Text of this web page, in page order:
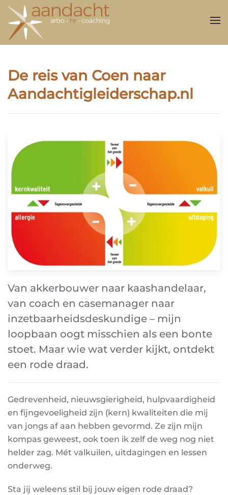
Overslaan en naar de inhoud gaan
De reis van Coen naar
Aandachtigleiderschap.nl
Van akkerbouwer naar kaashandelaar,
van coach en casemanager naar
inzetbaarheidsdeskundige – mijn
loopbaan oogt misschien als een bonte
stoet. Maar wie wat verder kijkt, ontdekt
een rode draad.
Gedrevenheid, nieuwsgierigheid, hulpvaardigheid
en fijngevoeligheid zijn (kern) kwaliteiten die mij
van jongs af aan hebben gevormd. Ze zijn mijn
kompas geweest, ook toen ik zelf de weg nog niet
helder zag. Mét valkuilen, uitdagingen en lessen
onderweg.
Sta jij weleens stil bij jouw eigen rode draad?